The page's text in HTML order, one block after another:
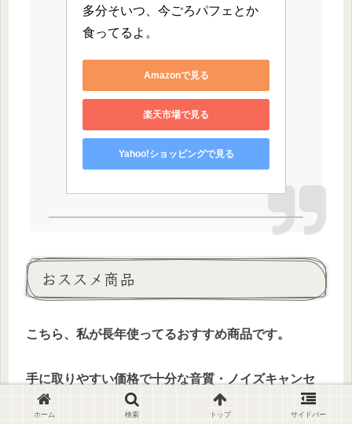
多分そいつ、今ごろパフェとか
食ってるよ。
Amazonで見る
楽天市場で見る
Yahoo!ショッピングで見る
おススメ商品
こちら、私が長年使ってるおすすめ商品です。
手に取りやすい価格で十分な音質・ノイズキャンセ
リング・バッテリー↓↓
ホーム 検索 トップ サイドバー